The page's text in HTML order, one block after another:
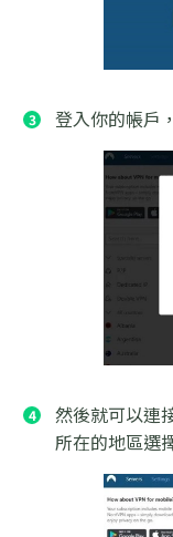
登入你的帳戶
然後就可以連
所在的地區選